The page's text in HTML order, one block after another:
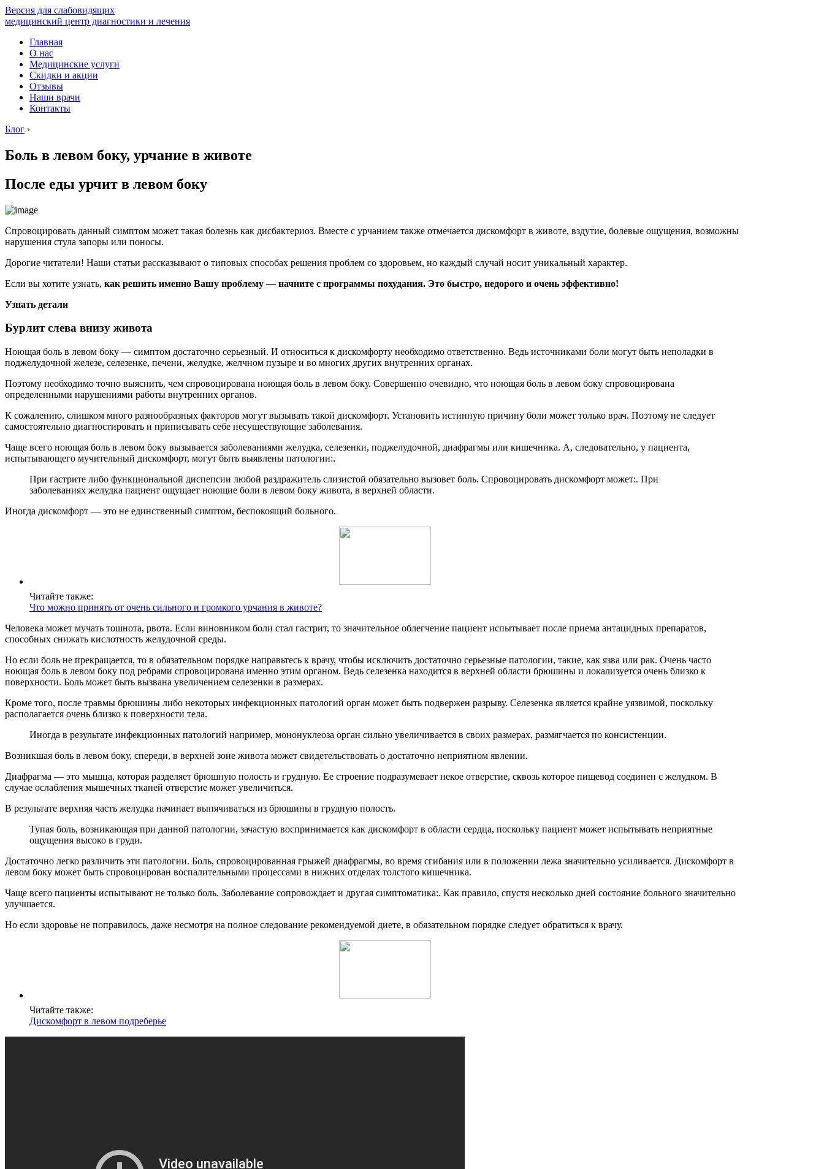
Версия для слабовидящих
медицинский центр диагностики и лечения
Главная
О нас
Медицинские услуги
Скидки и акции
Отзывы
Наши врачи
Контакты
Блог ›
Боль в левом боку, урчание в животе
После еды урчит в левом боку
Спровоцировать данный симптом может такая болезнь как дисбактериоз. Вместе с урчанием также отмечается дискомфорт в животе, вздутие, болевые ощущения, возможны
нарушения стула запоры или поносы.
Дорогие читатели! Наши статьи рассказывают о типовых способах решения проблем со здоровьем, но каждый случай носит уникальный характер.
Если вы хотите узнать, как решить именно Вашу проблему — начните с программы похудания. Это быстро, недорого и очень эффективно!
Узнать детали
Бурлит слева внизу живота
Ноющая боль в левом боку — симптом достаточно серьезный. И относиться к дискомфорту необходимо ответственно. Ведь источниками боли могут быть неполадки в
поджелудочной железе, селезенке, печени, желудке, желчном пузыре и во многих других внутренних органах.
Поэтому необходимо точно выяснить, чем спровоцирована ноющая боль в левом боку. Совершенно очевидно, что ноющая боль в левом боку спровоцирована
определенными нарушениями работы внутренних органов.
К сожалению, слишком много разнообразных факторов могут вызывать такой дискомфорт. Установить истинную причину боли может только врач. Поэтому не следует
самостоятельно диагностировать и приписывать себе несуществующие заболевания.
Чаще всего ноющая боль в левом боку вызывается заболеваниями желудка, селезенки, поджелудочной, диафрагмы или кишечника. А, следовательно, у пациента,
испытывающего мучительный дискомфорт, могут быть выявлены патологии:.
При гастрите либо функциональной диспепсии любой раздражитель слизистой обязательно вызовет боль. Спровоцировать дискомфорт может:. При
заболеваниях желудка пациент ощущает ноющие боли в левом боку живота, в верхней области.
Иногда дискомфорт — это не единственный симптом, беспокоящий больного.
Читайте также:
Что можно принять от очень сильного и громкого урчания в животе?
Человека может мучать тошнота, рвота. Если виновником боли стал гастрит, то значительное облегчение пациент испытывает после приема антацидных препаратов,
способных снижать кислотность желудочной среды.
Но если боль не прекращается, то в обязательном порядке направьтесь к врачу, чтобы исключить достаточно серьезные патологии, такие, как язва или рак. Очень часто
ноющая боль в левом боку под ребрами спровоцирована именно этим органом. Ведь селезенка находится в верхней области брюшины и локализуется очень близко к
поверхности. Боль может быть вызвана увеличением селезенки в размерах.
Кроме того, после травмы брюшины либо некоторых инфекционных патологий орган может быть подвержен разрыву. Селезенка является крайне уязвимой, поскольку
располагается очень близко к поверхности тела.
Иногда в результате инфекционных патологий например, мононуклеоза орган сильно увеличивается в своих размерах, размягчается по консистенции.
Возникшая боль в левом боку, спереди, в верхней зоне живота может свидетельствовать о достаточно неприятном явлении.
Диафрагма — это мышца, которая разделяет брюшную полость и грудную. Ее строение подразумевает некое отверстие, сквозь которое пищевод соединен с желудком. В
случае ослабления мышечных тканей отверстие может увеличиться.
В результате верхняя часть желудка начинает выпячиваться из брюшины в грудную полость.
Тупая боль, возникающая при данной патологии, зачастую воспринимается как дискомфорт в области сердца, поскольку пациент может испытывать неприятные
ощущения высоко в груди.
Достаточно легко различить эти патологии. Боль, спровоцированная грыжей диафрагмы, во время сгибания или в положении лежа значительно усиливается. Дискомфорт в
левом боку может быть спровоцирован воспалительными процессами в нижних отделах толстого кишечника.
Чаще всего пациенты испытывают не только боль. Заболевание сопровождает и другая симптоматика:. Как правило, спустя несколько дней состояние больного значительно
улучшается.
Но если здоровье не поправилось, даже несмотря на полное следование рекомендуемой диете, в обязательном порядке следует обратиться к врачу.
Читайте также:
Дискомфорт в левом подреберье